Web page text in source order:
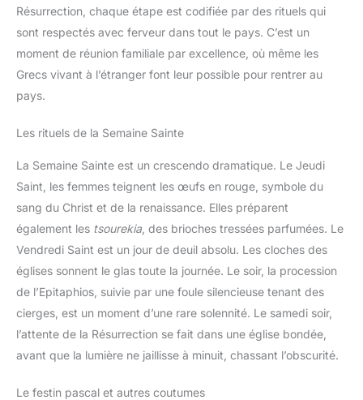
Résurrection, chaque étape est codifiée par des rituels qui
sont respectés avec ferveur dans tout le pays. C’est un
moment de réunion familiale par excellence, où même les
Grecs vivant à l’étranger font leur possible pour rentrer au
pays.
Les rituels de la Semaine Sainte
La Semaine Sainte est un crescendo dramatique. Le Jeudi
Saint, les femmes teignent les œufs en rouge, symbole du
sang du Christ et de la renaissance. Elles préparent
également les tsourekia , des brioches tressées parfumées. Le
Vendredi Saint est un jour de deuil absolu. Les cloches des
églises sonnent le glas toute la journée. Le soir, la procession
de l’Epitaphios, suivie par une foule silencieuse tenant des
cierges, est un moment d’une rare solennité. Le samedi soir,
l’attente de la Résurrection se fait dans une église bondée,
avant que la lumière ne jaillisse à minuit, chassant l’obscurité.
Le festin pascal et autres coutumes